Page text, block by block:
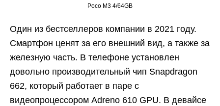
Poco M3 4/64GB
Один из бестселлеров компании в 2021 году.
Смартфон ценят за его внешний вид, а также за
железную часть. В телефоне установлен
довольно производительный чип Snapdragon
662, который работает в паре с
видеопроцессором Adreno 610 GPU. В девайсе